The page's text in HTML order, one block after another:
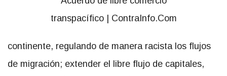
continente, regulando de manera racista los flujos
de migración; extender el libre flujo de capitales,